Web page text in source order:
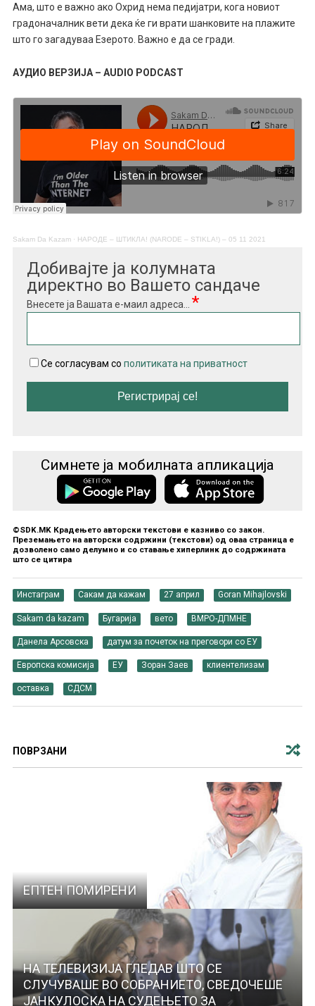
Ама, што е важно ако Охрид нема педијатри, кога новиот
градоначалник вети дека ќе ги врати шанковите на плажите
што го загадуваа Езерото. Важно е да се гради.
АУДИО ВЕРЗИЈА – AUDIO PODCAST
Sakam Da Kazam· НАРОДЕ – ШТИКЛА! (NARODE – STIKLA!) – 05 11 2021
Добивајте ја колумната
директно во Вашето сандаче
Внесете ја Вашата е-маил адреса... *
Се согласувам со политиката на приватност
Симнете ја мобилната апликација
©SDK.MK Крадењето авторски текстови е казниво со закон.
Преземањето на авторски содржини (текстови) од оваа страница е
дозволено само делумно и со ставање хиперлинк до содржината
што се цитира
Инстаграм Сакам да кажам 27 април Goran Mihajlovski
Sakam da kazam Бугарија вето ВМРО-ДПМНЕ
Данела Арсовска датум за почеток на преговори со ЕУ
Европска комисија ЕУ Зоран Заев клиентелизам
оставка СДСМ
ПОВРЗАНИ
ЕПТЕН ПОМИРЕНИ
НА ТЕЛЕВИЗИЈА ГЛЕДАВ ШТО СЕ
СЛУЧУВАШЕ ВО СОБРАНИЕТО, СВЕДОЧЕШЕ
ЈАНКУЛОСКА НА СУДЕЊЕТО ЗА